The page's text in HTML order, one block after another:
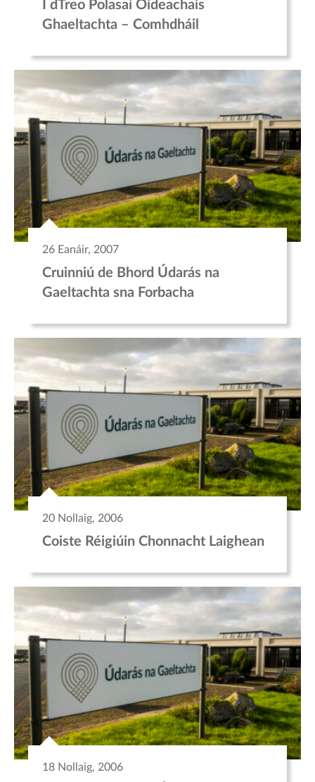
I dTreo Polasaí Oideachais
Ghaeltachta – Comhdháil
26 Eanáir, 2007
Cruinniú de Bhord Údarás na
Gaeltachta sna Forbacha
20 Nollaig, 2006
Coiste Réigiúin Chonnacht Laighean
18 Nollaig, 2006